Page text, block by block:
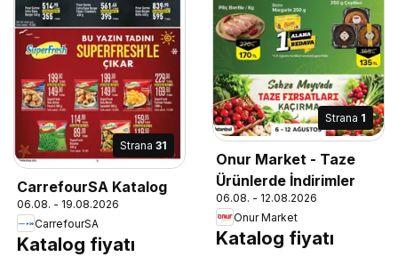
Strana 31
CarrefourSA Katalog
06.08. - 19.08.2026
CarrefourSA
Katalog fiyatı
Strana 1
Onur Market - Taze
Ürünlerde İndirimler
06.08. - 12.08.2026
Onur Market
Katalog fiyatı